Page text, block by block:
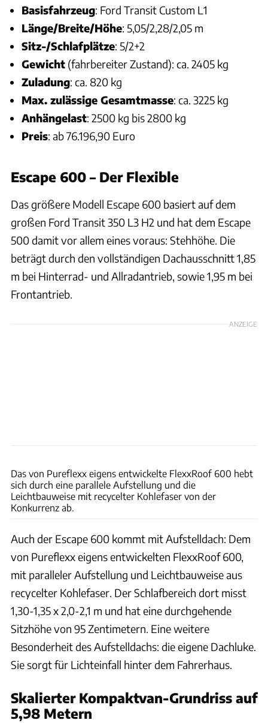
Basisfahrzeug: Ford Transit Custom L1
Länge/Breite/Höhe: 5,05/2,28/2,05 m
Sitz-/Schlafplätze: 5/2+2
Gewicht (fahrbereiter Zustand): ca. 2405 kg
Zuladung: ca. 820 kg
Max. zulässige Gesamtmasse: ca. 3225 kg
Anhängelast: 2500 kg bis 2800 kg
Preis: ab 76.196,90 Euro
Escape 600 – Der Flexible
Das größere Modell Escape 600 basiert auf dem
großen Ford Transit 350 L3 H2 und hat dem Escape
500 damit vor allem eines voraus: Stehhöhe. Die
beträgt durch den vollständigen Dachausschnitt 1,85
m bei Hinterrad- und Allradantrieb, sowie 1,95 m bei
Frontantrieb.
ANZEIGE
Das von Pureflexx eigens entwickelte FlexxRoof 600 hebt
sich durch eine parallele Aufstellung und die
Leichtbauweise mit recycelter Kohlefaser von der
Konkurrenz ab.
Auch der Escape 600 kommt mit Aufstelldach: Dem
von Pureflexx eigens entwickelten FlexxRoof 600,
mit paralleler Aufstellung und Leichtbauweise aus
recycelter Kohlefaser. Der Schlafbereich dort misst
1,30-1,35 x 2,0-2,1 m und hat eine durchgehende
Sitzhöhe von 95 Zentimetern. Eine weitere
Besonderheit des Aufstelldachs: die eigene Dachluke.
Sie sorgt für Lichteinfall hinter dem Fahrerhaus.
Skalierter Kompaktvan-Grundriss auf
5,98 Metern